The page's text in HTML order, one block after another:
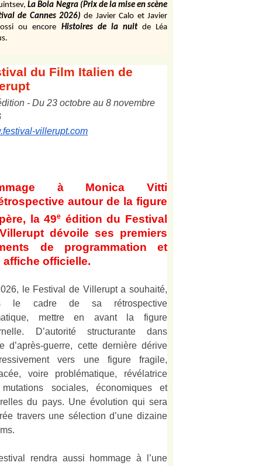
La Bola Negra (Prix de la mise en scène
de Cannes 2026) de Javier Calo et Javier
ou encore Histoires de la nuit de Léa
du Film Italien de
- Du 23 octobre au 8 novembre
villerupt.com
à Monica Vitti
autour de la figure
la 49e édition du Festival
dévoile ses premiers
de programmation et
affiche officielle.
le Festival de Villerupt a souhaité,
le cadre de sa rétrospective
mettre en avant la figure
D’autorité structurante dans
d’après-guerre, cette dernière dérive
vers une figure fragile,
voire problématique, révélatrice
sociales, économiques et
du pays. Une évolution qui sera
travers une sélection d’une dizaine
rendra aussi hommage à l’une